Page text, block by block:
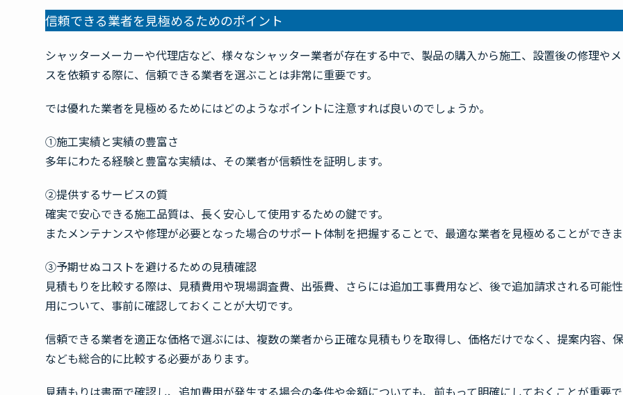
信頼できる業者を見極めるためのポイント
シャッターメーカーや代理店など、様々なシャッター業者が存在する中で、製品の購入から施工、設置後の修理や
スを依頼する際に、信頼できる業者を選ぶことは非常に重要です。
では優れた業者を見極めるためにはどのようなポイントに注意すれば良いのでしょうか。
①施工実績と実績の豊富さ
多年にわたる経験と豊富な実績は、その業者が信頼性を証明します。
②提供するサービスの質
確実で安心できる施工品質は、長く安心して使用するための鍵です。
またメンテナンスや修理が必要となった場合のサポート体制を把握することで、最適な業者を見極めることができ
③予期せぬコストを避けるための見積確認
見積もりを比較する際は、見積費用や現場調査費、出張費、さらには追加工事費用など、後で追加請求される可能
用について、事前に確認しておくことが大切です。
信頼できる業者を適正な価格で選ぶには、複数の業者から正確な見積もりを取得し、価格だけでなく、提案内容、
なども総合的に比較する必要があります。
見積もりは書面で確認し、追加費用が発生する場合の条件や金額についても、前もって明確にしておくことが重要